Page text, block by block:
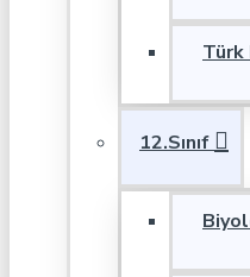
Türk
12.Sınıf